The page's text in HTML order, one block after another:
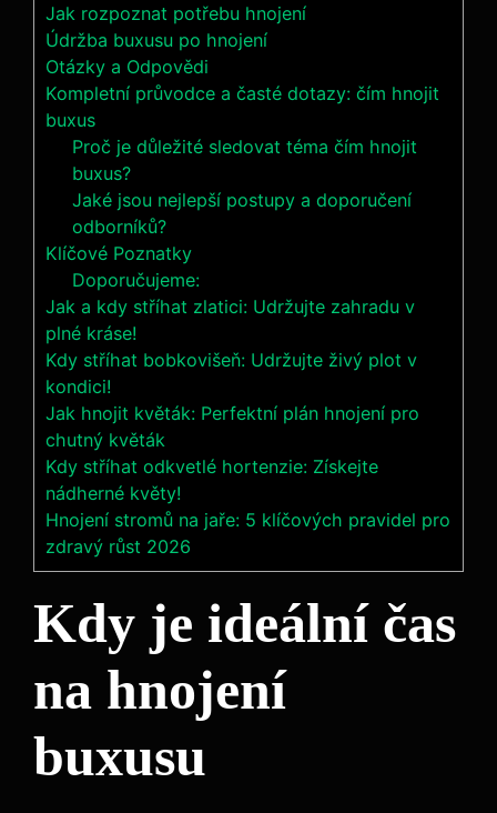
Jak rozpoznat ⁣potřebu hnojení
Údržba buxusu po hnojení
Otázky‍ a Odpovědi
Kompletní průvodce a časté dotazy: čím hnojit
buxus
Proč je důležité sledovat téma čím hnojit
buxus?
Jaké jsou nejlepší postupy a doporučení
odborníků?
Klíčové Poznatky
Doporučujeme:
Jak a kdy stříhat zlatici: Udržujte zahradu v
plné kráse!
Kdy stříhat bobkovišeň: Udržujte živý plot v
kondici!
Jak hnojit květák: Perfektní plán hnojení pro
chutný květák
Kdy stříhat odkvetlé hortenzie: Získejte
nádherné květy!
Hnojení stromů na jaře: 5 klíčových pravidel pro
zdravý růst 2026
Kdy je ideální čas
na ‍hnojení
buxusu